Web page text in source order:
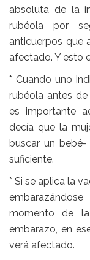
absoluta de la
rubéola por
anticuerpos que
afectado. Y esto
* Cuando uno
rubéola antes
es importante
decía que la
buscar un
suficiente.
* Si se aplica la
momento de
embarazo, en
verá afectado.